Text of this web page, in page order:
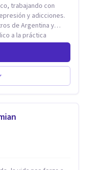
trabajando con
de Argentina y
a la práctica
basadas en
Los
en brindar
que permitan
basadas en la